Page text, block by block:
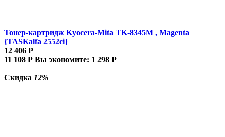
Тонер-картридж Kyocera-Mita TK-8345M , Magenta
{TASKalfa 2552ci}
12 406 Р
11 108 Р Вы экономите: 1 298 Р
Скидка 12%